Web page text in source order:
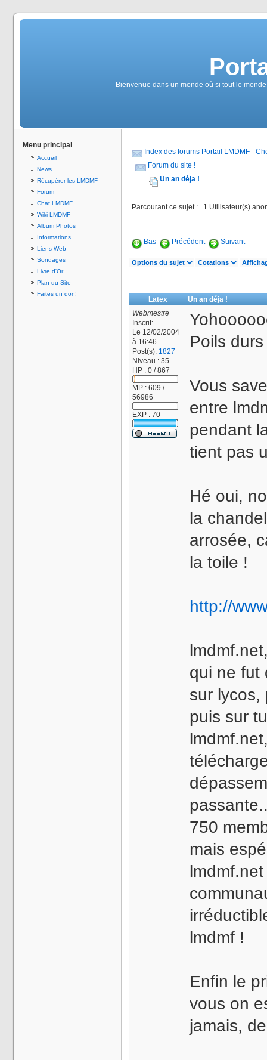
Bienvenue dans un monde où si tout le
Menu principal
Accueil
News
Récupérer les LMDMF
Forum
Chat LMDMF
Wiki LMDMF
Album Photos
Informations
Liens Web
Sondages
Livre d'Or
Plan du Site
Faites un don!
Index des forums Portail LMDMF -
Forum du site !
Un an déja !
Parcourant ce sujet : 1 Utilisateur(s)
Bas Précédent Suivant
Latex
Un an déja !
Webmestre
Inscrit:
Le 12/02/2004
à 16:46
Post(s): 1827
Niveau : 35
HP : 0 / 867
MP : 609 /
56986
EXP : 70
Poils
Vous
entre
pendant
tient pas
Hé oui,
la
arrosée,
la toile !
http://
qui ne fut
sur lycos,
puis sur
750
mais
lmdmf !
Enfin le
vous on
jamais,